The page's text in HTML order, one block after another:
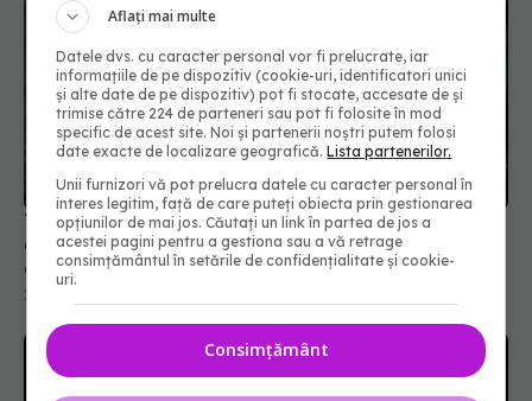
Tratament frecvent pentru tensiune ar putea
accelera deteriorarea rinichilor la pacienții cu
diabet
17 iun 2026, 18:05
Aflați mai multe
Datele dvs. cu caracter personal vor fi prelucrate, iar
informațiile de pe dispozitiv (cookie-uri, identificatori unici
și alte date de pe dispozitiv) pot fi stocate, accesate de și
trimise către 224 de parteneri sau pot fi folosite în mod
specific de acest site. Noi și partenerii noștri putem folosi
date exacte de localizare geografică.Lista partenerilor.
Unii furnizori vă pot prelucra datele cu caracter personal în
interes legitim, față de care puteți obiecta prin gestionarea
opțiunilor de mai jos. Căutați un link în partea de jos a
acestei pagini pentru a gestiona sau a vă retrage
consimțământul în setările de confidențialitate și cookie-
uri.
Consimțământ